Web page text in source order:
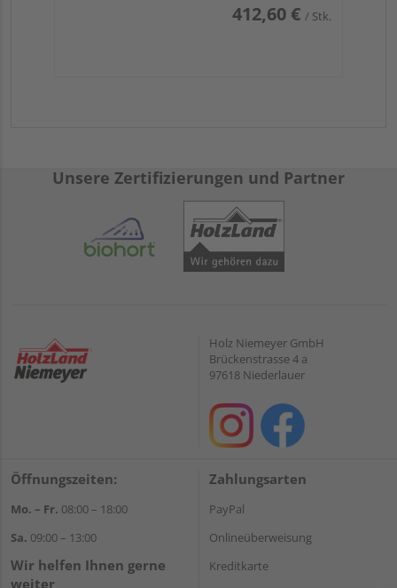
412,60 € / Stk.
Unsere Zertifizierungen und Partner
Holz Niemeyer GmbH
Brückenstrasse 4 a
97618 Niederlauer
Öffnungszeiten:
Mo. – Fr. 08:00 – 18:00
Sa. 09:00 – 13:00
Wir helfen Ihnen gerne
weiter
Zahlungsarten
PayPal
Onlineüberweisung
Kreditkarte